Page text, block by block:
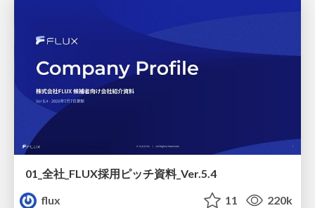
01_全社_FLUX採用ピッチ資料_Ver.5.4
flux
11 220k